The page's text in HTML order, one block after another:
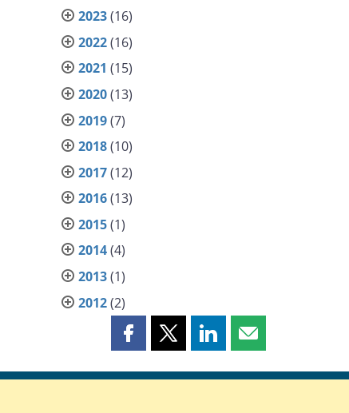
2023(16)
2022(16)
2021 (15)
2020(13)
2019(7)
2018(10)
2017(12)
2016(13)
2015(1)
2014(4)
2013(1)
2012(2)
Partager
page
Partager
page
Partager
page
Partager
page